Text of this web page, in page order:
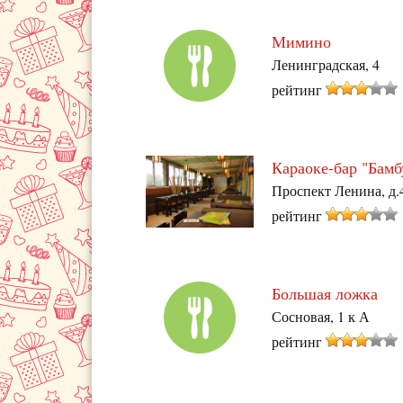
Мимино
Ленинградская, 4
рейтинг
Караоке-бар
Проспект Ленина,
рейтинг
Большая ложка
Сосновая, 1 к А
рейтинг